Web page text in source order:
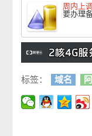
周内上调
要办理
标签： 域名